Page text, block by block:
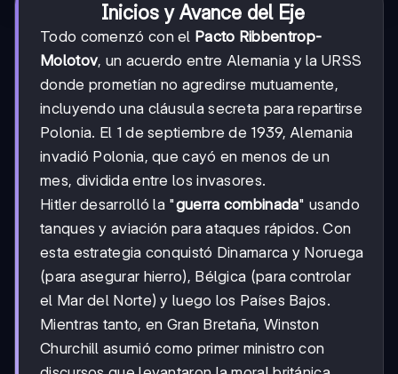
Inicios y Avance del Eje
Todo comenzó con el Pacto Ribbentrop-
Molotov, un acuerdo entre Alemania y la URSS
donde prometían no agredirse mutuamente,
incluyendo una cláusula secreta para repartirse
Polonia. El 1 de septiembre de 1939, Alemania
invadió Polonia, que cayó en menos de un
mes, dividida entre los invasores.
Hitler desarrolló la "guerra combinada" usando
tanques y aviación para ataques rápidos. Con
esta estrategia conquistó Dinamarca y Noruega
(para asegurar hierro), Bélgica (para controlar
el Mar del Norte) y luego los Países Bajos.
Mientras tanto, en Gran Bretaña, Winston
Churchill asumió como primer ministro con